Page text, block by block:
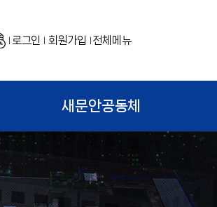
로그인 회원가입 전체메뉴
새문안공동체